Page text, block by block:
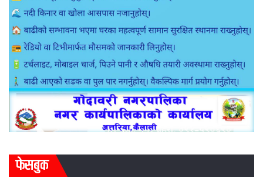
फेसबुक